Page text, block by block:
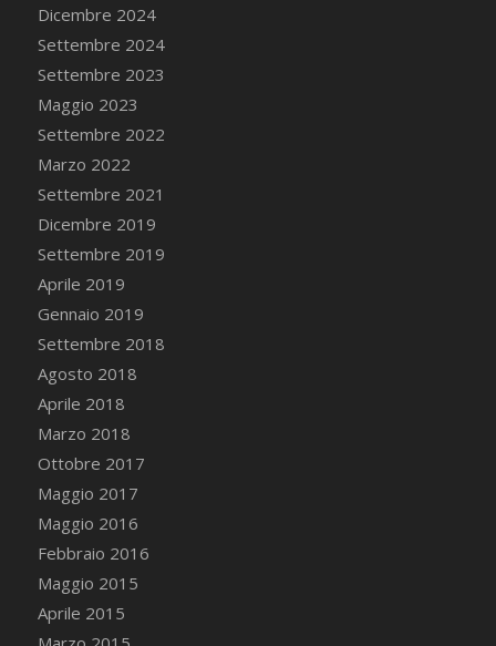
Dicembre 2024
Settembre 2024
Settembre 2023
Maggio 2023
Settembre 2022
Marzo 2022
Settembre 2021
Dicembre 2019
Settembre 2019
Aprile 2019
Gennaio 2019
Settembre 2018
Agosto 2018
Aprile 2018
Marzo 2018
Ottobre 2017
Maggio 2017
Maggio 2016
Febbraio 2016
Maggio 2015
Aprile 2015